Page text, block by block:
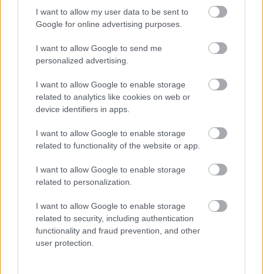
I want to allow my user data to be sent to
Google for online advertising purposes.
I want to allow Google to send me
personalized advertising.
I want to allow Google to enable storage
related to analytics like cookies on web or
device identifiers in apps.
I want to allow Google to enable storage
related to functionality of the website or app.
I want to allow Google to enable storage
related to personalization.
I want to allow Google to enable storage
related to security, including authentication
functionality and fraud prevention, and other
user protection.
ΔΙΑΒΑΖΟΝΤΑΙ ΤΩΡΑ
Το gadget από τα IKEA που κοστίζει κάτω από 2
ευρώ και θα βάλει σε τάξη το ντουλάπι της
κουζίνας σου
3-3-3 rule: Ο κανόνας που θα αλλάξει τον τρόπο
Οι μαμάκηδες του ζωδιακού: Αυτά τα ζώδια είναι
συνήθως κολλημένα στη μαμά τους